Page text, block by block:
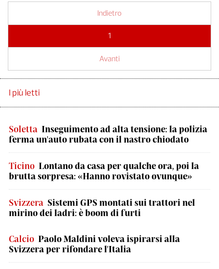
Indietro
1
Avanti
I più letti
Soletta Inseguimento ad alta tensione: la polizia
ferma un'auto rubata con il nastro chiodato
Ticino Lontano da casa per qualche ora, poi la
brutta sorpresa: «Hanno rovistato ovunque»
Svizzera Sistemi GPS montati sui trattori nel
mirino dei ladri: è boom di furti
Calcio Paolo Maldini voleva ispirarsi alla
Svizzera per rifondare l'Italia